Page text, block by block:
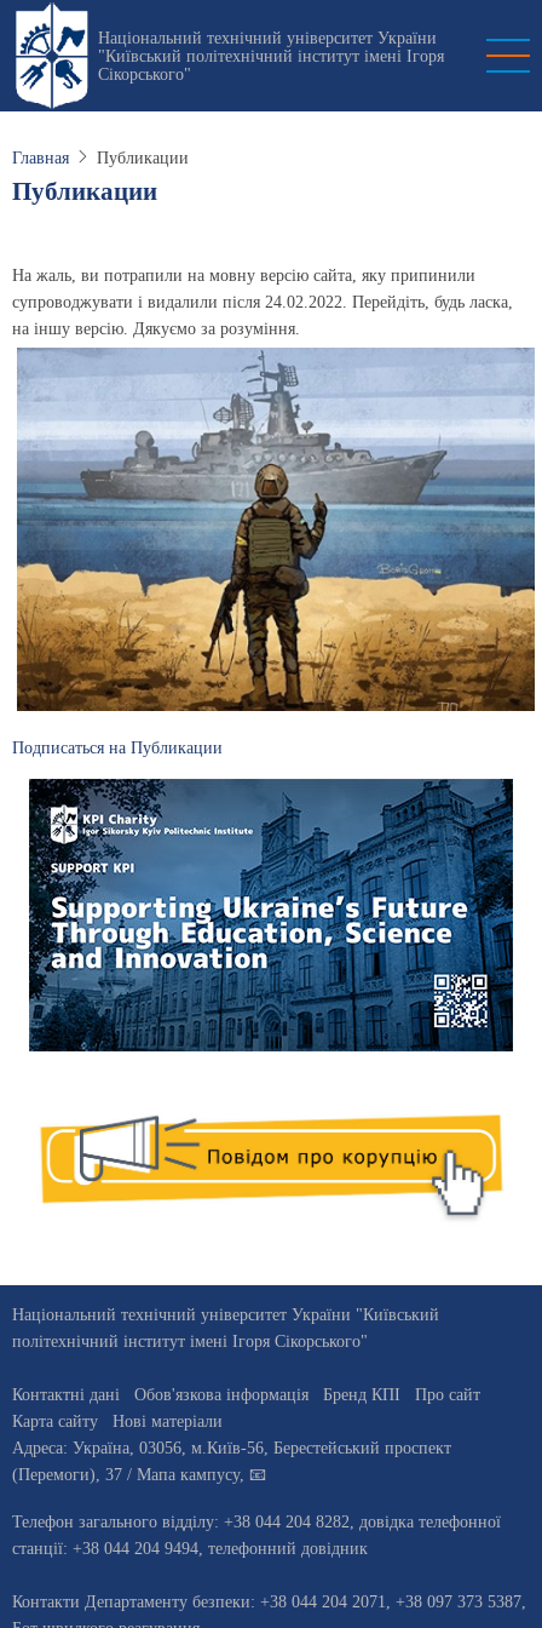
Перейти
основному
содержанию
Національний технічний університет України
"Київський політехнічний інститут імені Ігоря
Сікорського"
Главная Публикации
Публикации
На жаль, ви потрапили на мовну версію сайта, яку припинили
супроводжувати і видалили після 24.02.2022. Перейдіть, будь ласка,
на іншу версію. Дякуємо за розуміння.
Подписаться на Публикации
Національний технічний університет України "Київський
політехнічний інститут імені Ігоря Сікорського"
Контактні дані Обов'язкова інформація Бренд КПІ
Про сайт
Карта сайту
Нові матеріали
Адреса: Україна 03056 , м. Київ-56, Берестейський проспект
(Перемоги), 37 / Мапа кампусу, 📧
Телефон загального відділу: +38 044 204 8282 , довiдка телефонної
станцiї: +38 044 204 9494 телефонний довідник
Контакти Департаменту безпеки: +38 044 204 2071, +38 097 373 5387,